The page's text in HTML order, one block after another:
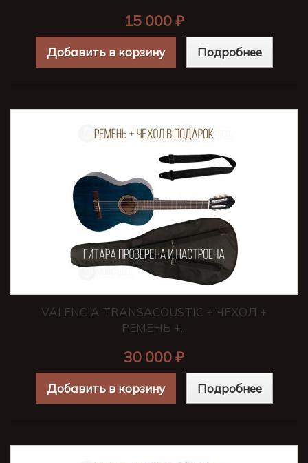
15 000 ₽
Добавить в корзину Подробнее
VALENCIA TRANSACOUSTIC + ЧЕХОЛ +
РЕМЕНЬ +...
30 000 ₽
Добавить в корзину Подробнее